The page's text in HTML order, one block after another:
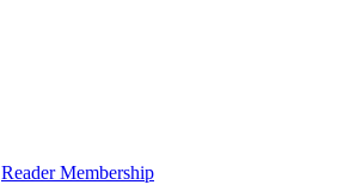
Reader Membership